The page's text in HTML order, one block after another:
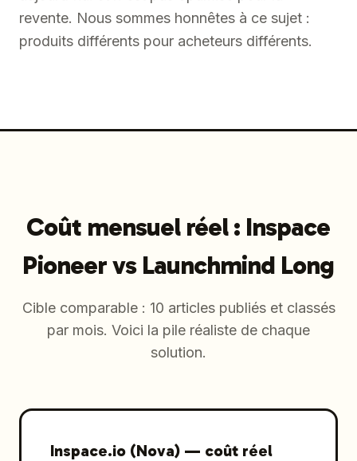
revente. Nous sommes honnêtes à ce sujet :
produits différents pour acheteurs différents.
Coût mensuel réel : Inspace
Pioneer vs Launchmind Long
Cible comparable : 10 articles publiés et classés
par mois. Voici la pile réaliste de chaque
solution.
Inspace.io (Nova)— coût réel